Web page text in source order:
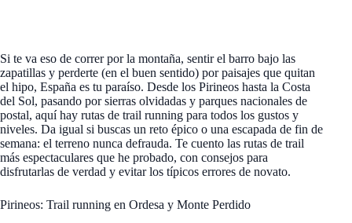
Si te va eso de correr por la montaña, sentir el barro bajo las
zapatillas y perderte (en el buen sentido) por paisajes que quitan
el hipo, España es tu paraíso. Desde los Pirineos hasta la Costa
del Sol, pasando por sierras olvidadas y parques nacionales de
postal, aquí hay rutas de trail running para todos los gustos y
niveles. Da igual si buscas un reto épico o una escapada de fin de
semana: el terreno nunca defrauda. Te cuento las rutas de trail
más espectaculares que he probado, con consejos para
disfrutarlas de verdad y evitar los típicos errores de novato.
Pirineos: Trail running en Ordesa y Monte Perdido